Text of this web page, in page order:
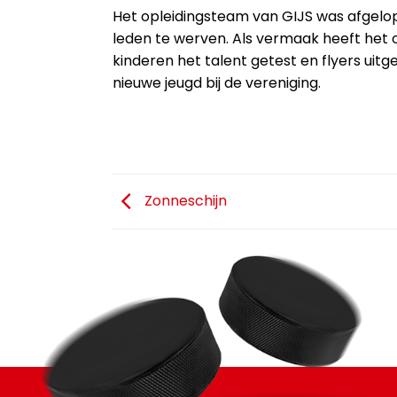
Het opleidingsteam van GIJS was
leden te werven. Als vermaak heeft het
kinderen het talent getest en flyers
nieuwe jeugd bij de vereniging.
Zonneschijn